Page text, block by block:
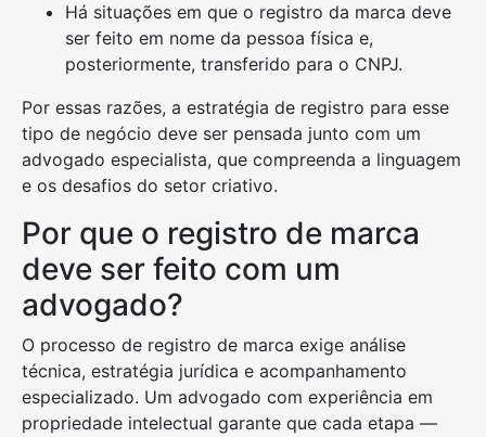
Há situações em que o registro da marca deve
ser feito em nome da pessoa física e,
posteriormente, transferido para o CNPJ.
Por essas razões, a estratégia de registro para esse
tipo de negócio deve ser pensada junto com um
advogado especialista, que compreenda a linguagem
e os desafios do setor criativo.
Por que o registro de marca
deve ser feito com um
advogado?
O processo de registro de marca exige análise
técnica, estratégia jurídica e acompanhamento
especializado. Um advogado com experiência em
propriedade intelectual garante que cada etapa —